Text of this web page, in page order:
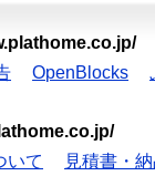
OpenBlocks
いて
見積書・